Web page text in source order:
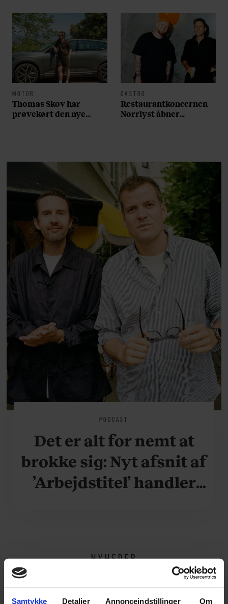
Samtykke Detaljer Annonceindstillinger Om
MOTOR
Thomas Skov har
prøvekørt den nye
GASTRO
Restaurantkoncernen
Norrlyst åbner
PODCAST
Det er alt for nemt at
brokke sig: Nyt afsnit af
’Arbejdstitel’ handler
NYHEDER